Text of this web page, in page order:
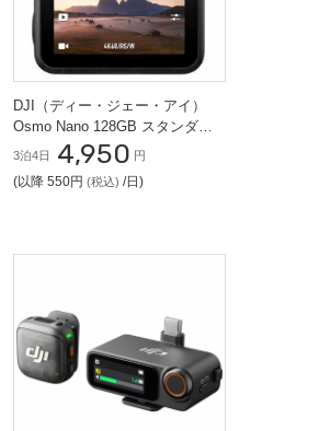
DJI（ディー・ジェー・アイ）
Osmo Nano 128GB スタンダー
ドコンボ VLOG カメラ
3泊4日 4,950 円
(以降 550円 (税込) /日)